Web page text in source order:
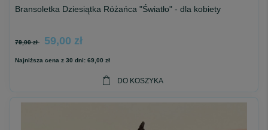
Bransoletka Dziesiątka Różańca "Światło" - dla kobiety
79,00 zł 59,00 zł
Najniższa cena z 30 dni: 69,00 zł
DO KOSZYKA